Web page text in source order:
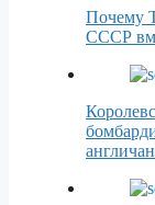
Почему
СССР